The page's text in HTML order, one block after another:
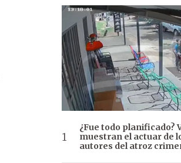
¿Fue todo planificado?
muestran el actuar de
autores del atroz